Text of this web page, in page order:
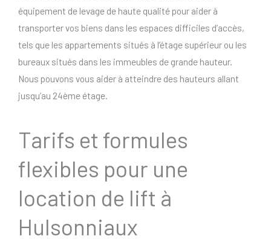
équipement de levage de haute qualité pour aider à
transporter vos biens dans les espaces difficiles d’accès,
tels que les appartements situés à l’étage supérieur ou les
bureaux situés dans les immeubles de grande hauteur.
Nous pouvons vous aider à atteindre des hauteurs allant
jusqu’au 24ème étage.
Tarifs et formules
flexibles pour une
location de lift à
Hulsonniaux